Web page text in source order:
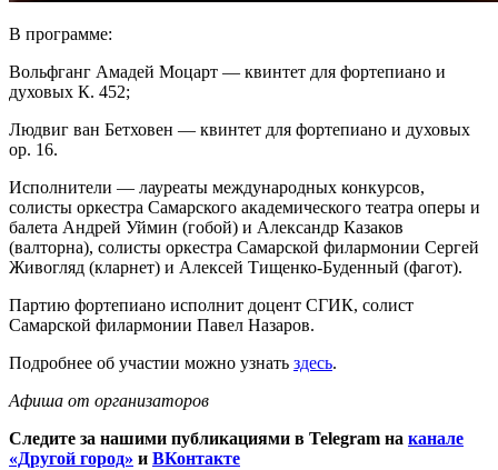
В программе:
Вольфганг Амадей Моцарт — квинтет для фортепиано и
духовых К. 452;
Людвиг ван Бетховен — квинтет для фортепиано и духовых
ор. 16.
Исполнители — лауреаты международных конкурсов,
солисты оркестра Самарского академического театра оперы и
балета Андрей Уймин (гобой) и Александр Казаков
(валторна), солисты оркестра Самарской филармонии Сергей
Живогляд (кларнет) и Алексей Тищенко-Буденный (фагот).
Партию фортепиано исполнит доцент СГИК, солист
Самарской филармонии Павел Назаров.
Подробнее об участии можно узнать здесь.
Афиша от организаторов
Следите за нашими публикациями в Telegram на канале
«Другой город» и ВКонтакте